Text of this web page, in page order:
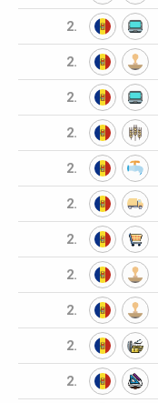
2.
2.
2.
2.
2.
2.
2.
2.
2.
2.
2.